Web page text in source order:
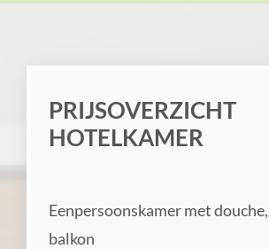
PRIJSOVERZICHT
HOTELKAMER
Eenpersoonskamer met
balkon